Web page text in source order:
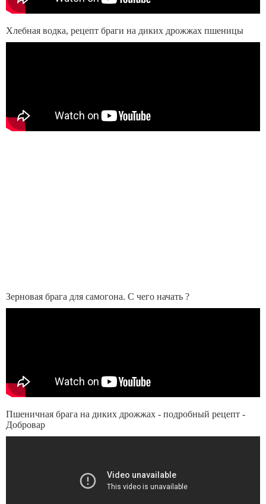
Хлебная водка, рецепт браги на диких дрожжах пшеницы
Зерновая брага для самогона. С чего начать ?
Пшеничная брага на диких дрожжах - подробный рецепт -
Добровар